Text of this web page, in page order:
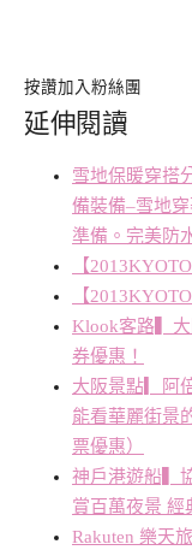
按讚加入粉絲團
延伸閱讀
雪地保暖穿搭
備裝備–雪地
準備。完美防
【
【
Klook客路▍大
券優惠！
大阪景點▎阿
能看華麗街景
票優惠）
神戶港遊船▍
賞百萬夜景 經
Rakuten 樂天